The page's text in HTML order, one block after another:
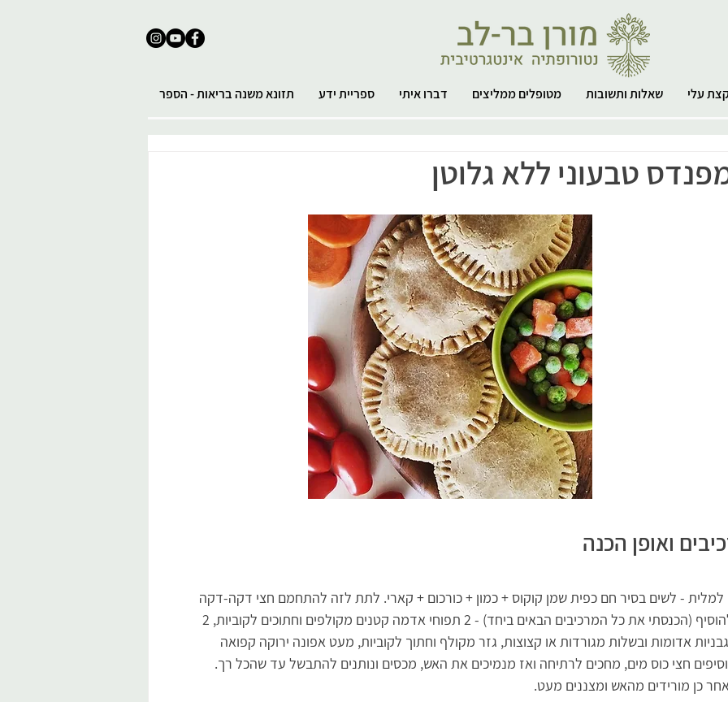
עלי שאלות ותשובות מטופלים ממליצים דברו איתי ספריית ידע תזונא משנה בריאות - הספר
טבעוני ללא גלוטן
ואופן הכנה
למלית - לשים בסיר חם כפית שמן קוקוס + כמון + כורכום + קארי. לתת לזה להתחמם חצי דקה-דקה
אדומות ובשלות מגורדות או קצוצות, גזר מקולף וחתוך לקוביות, מעט אפונה ירוקה קפואה
חצי כוס מים, מחכים לרתיחה ואז מנמיכים את האש, מכסים ונותנים להתבשל עד שהכל רך.
כן מורידים מהאש ומצננים מעט.